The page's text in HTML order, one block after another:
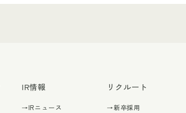
IR情報
→IRニュース
リクルート
→新卒採用